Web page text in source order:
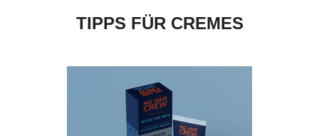
TIPPS FÜR CREMES